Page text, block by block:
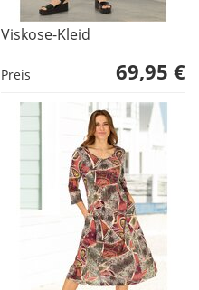
Viskose-Kleid
Preis 69,95 €